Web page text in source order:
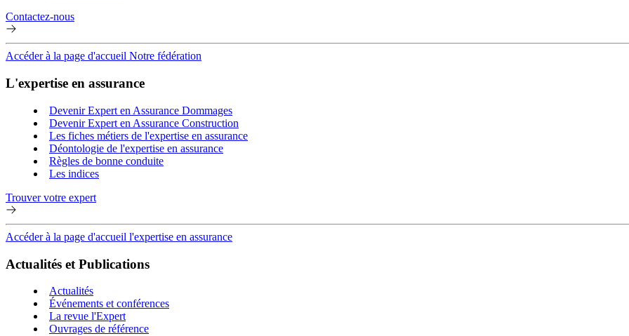
Contactez-nous
Accéder à la page d'accueil Notre fédération
L'expertise en assurance
Devenir Expert en Assurance Dommages
Devenir Expert en Assurance Construction
Les fiches métiers de l'expertise en assurance
Déontologie de l'expertise en assurance
Règles de bonne conduite
Les indices
Trouver votre expert
Accéder à la page d'accueil l'expertise en assurance
Actualités et Publications
Actualités
Événements et conférences
La revue l'Expert
Ouvrages de référence